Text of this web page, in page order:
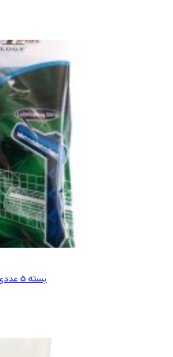
خودتراش دورکو یکبارمصرف صابون دار کد TG-II بسته 5 عددی